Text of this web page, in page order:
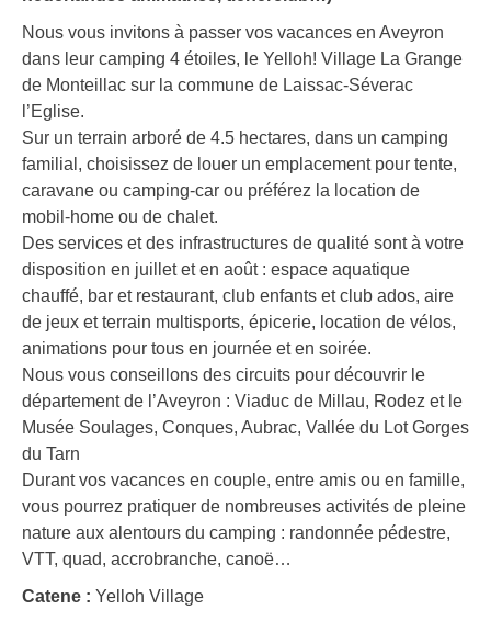
Nous vous invitons à passer vos vacances en Aveyron
dans leur camping 4 étoiles, le Yelloh! Village La Grange
de Monteillac sur la commune de Laissac-Séverac
l’Eglise.
Sur un terrain arboré de 4.5 hectares, dans un camping
familial, choisissez de louer un emplacement pour tente,
caravane ou camping-car ou préférez la location de
mobil-home ou de chalet.
Des services et des infrastructures de qualité sont à votre
disposition en juillet et en août : espace aquatique
chauffé, bar et restaurant, club enfants et club ados, aire
de jeux et terrain multisports, épicerie, location de vélos,
animations pour tous en journée et en soirée.
Nous vous conseillons des circuits pour découvrir le
département de l’Aveyron : Viaduc de Millau, Rodez et le
Musée Soulages, Conques, Aubrac, Vallée du Lot Gorges
du Tarn
Durant vos vacances en couple, entre amis ou en famille,
vous pourrez pratiquer de nombreuses activités de pleine
nature aux alentours du camping : randonnée pédestre,
VTT, quad, accrobranche, canoë…
Catene : Yelloh Village